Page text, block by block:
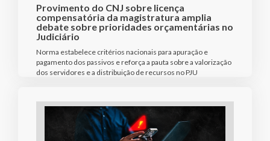
Provimento do CNJ sobre licença
compensatória da magistratura amplia
debate sobre prioridades orçamentárias no
Judiciário
Norma estabelece critérios nacionais para apuração e
pagamento dos passivos e reforça a pauta sobre a valorização
dos servidores e a distribuição de recursos no PJU